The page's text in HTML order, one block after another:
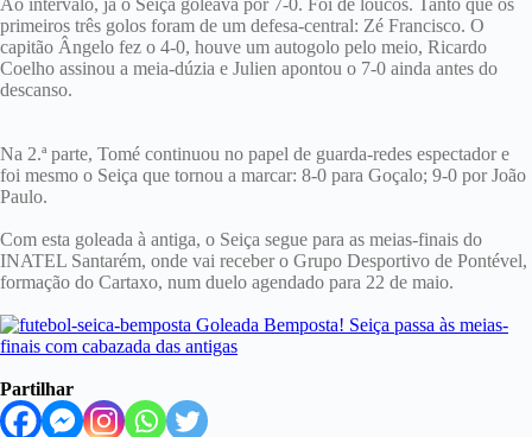
Ao intervalo, já o Seiça goleava por 7-0. Foi de loucos. Tanto que os
primeiros três golos foram de um defesa-central: Zé Francisco. O
capitão Ângelo fez o 4-0, houve um autogolo pelo meio, Ricardo
Coelho assinou a meia-dúzia e Julien apontou o 7-0 ainda antes do
descanso.
Na 2.ª parte, Tomé continuou no papel de guarda-redes espectador e
foi mesmo o Seiça que tornou a marcar: 8-0 para Goçalo; 9-0 por João
Paulo.
Com esta goleada à antiga, o Seiça segue para as meias-finais do
INATEL Santarém, onde vai receber o Grupo Desportivo de Pontével,
formação do Cartaxo, num duelo agendado para 22 de maio.
Partilhar